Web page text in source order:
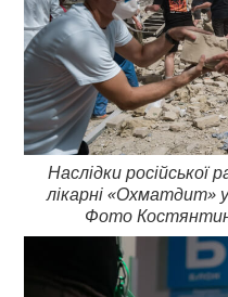
Наслідки російської
лікарні «Охматдит»
Фото